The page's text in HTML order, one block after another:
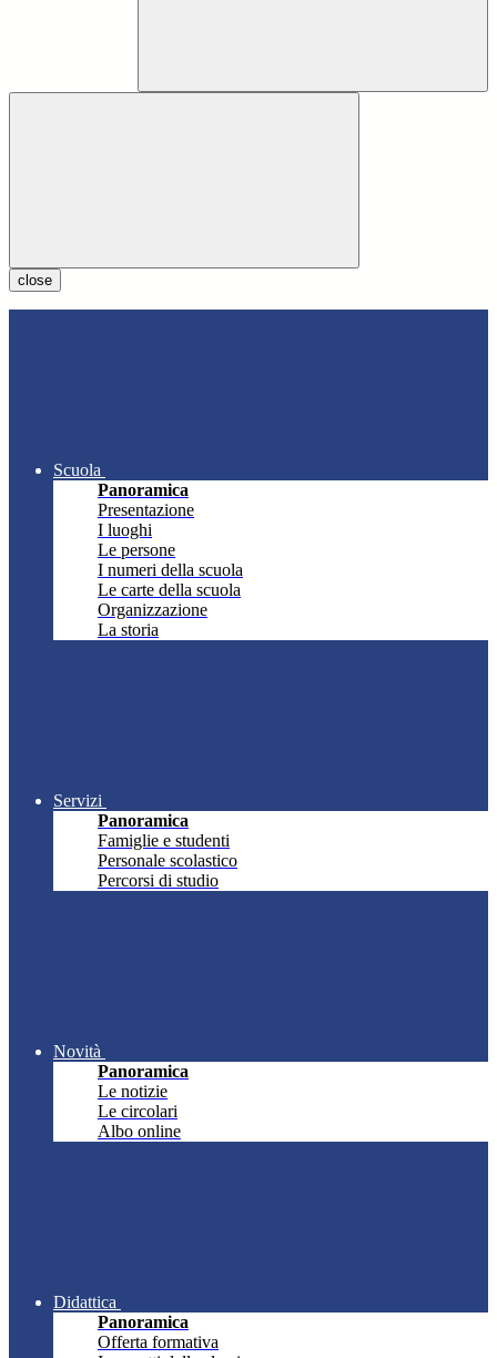
close
Scuola
Panoramica
Presentazione
I luoghi
Le persone
I numeri della scuola
Le carte della scuola
Organizzazione
La storia
Servizi
Panoramica
Famiglie e studenti
Personale scolastico
Percorsi di studio
Novità
Panoramica
Le notizie
Le circolari
Albo online
Didattica
Panoramica
Offerta formativa